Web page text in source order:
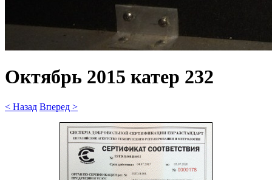
Октябрь 2015 катер 232
< Назад Вперед >